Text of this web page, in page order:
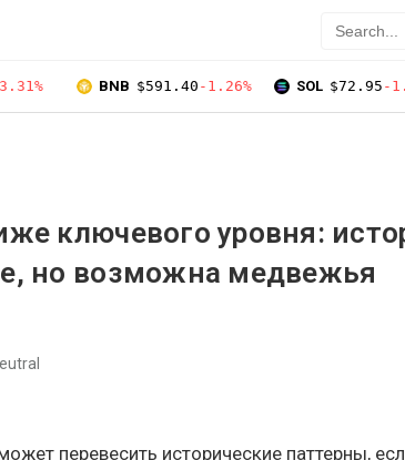
BNB $591.40 -1.26% SOL $72.95 -
ключевого уровня:
но возможна медвежья
перевесить исторические паттерны,